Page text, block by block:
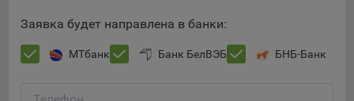
материалов по наиболее актуальному, подходящему
Сохранить по умолчанию
Заявка будет направлена в банки:
МТбанк Банк БелВЭБ БНБ-Банк